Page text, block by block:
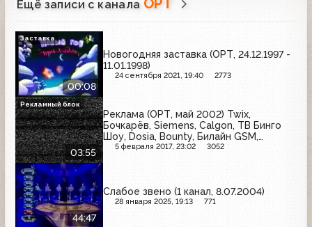
Ещё записи с канала ОРТ
00:08
Новогодняя заставка (ОРТ, 24.12.1997 -
11.01.1998)
24 сентября 2021, 19:40 2773
Заставка
03:55
Реклама (ОРТ, май 2002) Twix,
Бочкарёв, Siemens, Calgon, ТВ Бинго
Шоу, Dosia, Bounty, Билайн GSM,
Махеевъ
5 февраля 2017, 23:02 3052
Рекламный блок
44:47
Слабое звено (1 канал, 8.07.2004)
28 января 2025, 19:13 771